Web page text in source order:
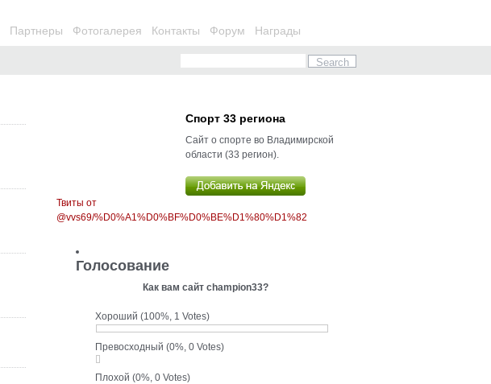
Партнеры Фотогалерея Контакты Форум Награды
Спорт 33 региона
Сайт о спорте во Владимирской
области (33 регион).
Твиты от
@vvs69/%D0%A1%D0%BF%D0%BE%D1%80%D1%82
Голосование
Как вам сайт champion33?
Хороший (100%, 1 Votes)
Превосходный (0%, 0 Votes)
Плохой (0%, 0 Votes)